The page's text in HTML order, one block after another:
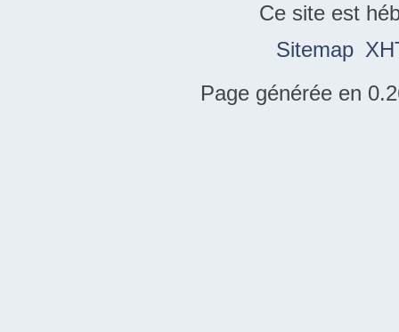
Ce site est
Sitemap
Page générée en